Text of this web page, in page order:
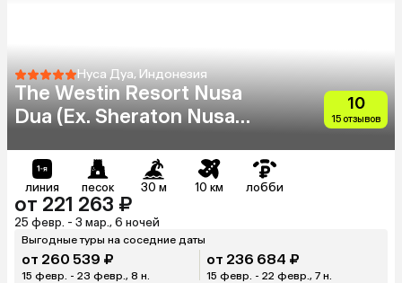
Нуса Дуа, Индонезия
The Westin Resort Nusa
Dua (Ex. Sheraton Nusa
10
15 отзывов
линия песок 30 м 10 км лобби
от 221 263 ₽
25 февр. - 3 мар., 6 ночей
Выгодные туры на соседние даты
от 260 539 ₽
15 февр. - 23 февр., 8 н.
от 236 684 ₽
15 февр. - 22 февр., 7 н.